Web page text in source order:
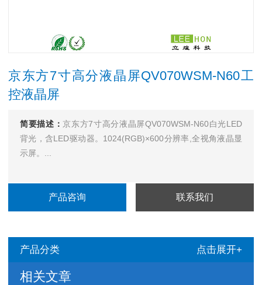
京东方7寸高分液晶屏QV070WSM-N60工
控液晶屏
简要描述： 京东方7寸高分液晶屏QV070WSM-N60白光LED
背光，含LED驱动器。1024(RGB)×600分辨率,全视角液晶显
示屏。...
产品咨询 联系我们
产品分类 点击展开+
相关文章